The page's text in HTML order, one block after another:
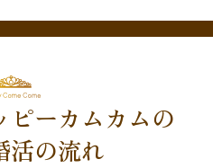
ピーカムカムの
活の流れ